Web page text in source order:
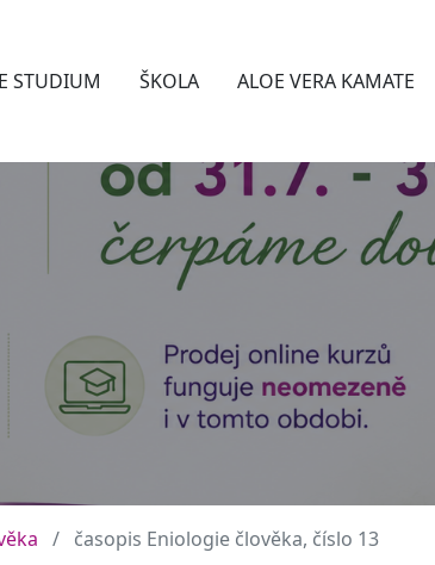
STUDIUM ŠKOLA ALOE VERA KAMATE
časopis Eniologie člověka, číslo 13